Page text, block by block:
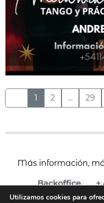
1 2 ... 29
Más información,
Backoffice +
(c) 2024
Utilizamos cookies para